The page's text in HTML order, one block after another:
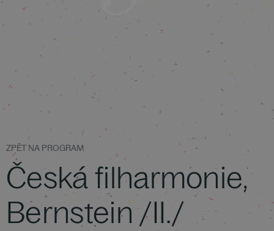
ZPĚT NA PROGRAM
Česká filharmonie,
Bernstein /II./